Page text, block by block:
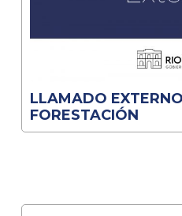
LLAMADO
FORESTACIÓN